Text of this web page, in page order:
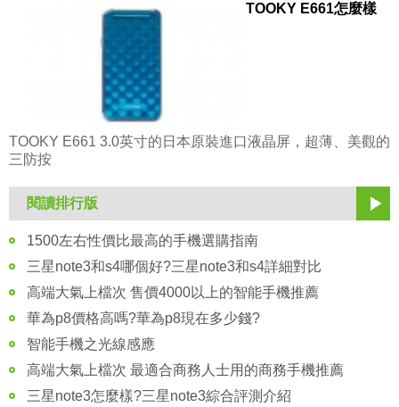
TOOKY E661怎麼樣
TOOKY E661 3.0英寸的日本原裝進口液晶屏，超薄、美觀的
三防按
閱讀排行版
1500左右性價比最高的手機選購指南
三星note3和s4哪個好?三星note3和s4詳細對比
高端大氣上檔次 售價4000以上的智能手機推薦
華為p8價格高嗎?華為p8現在多少錢?
智能手機之光線感應
高端大氣上檔次 最適合商務人士用的商務手機推薦
三星note3怎麼樣?三星note3綜合評測介紹